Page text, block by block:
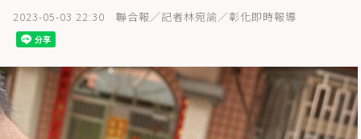
2023-05-03 22:30 聯合報／記者林宛諭／彰化即時報導